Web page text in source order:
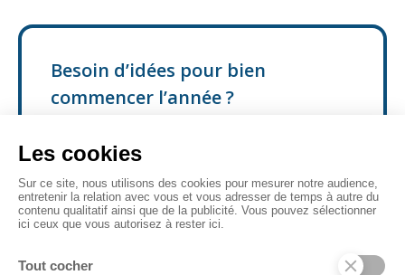
Besoin d’idées pour bien
commencer l’année ?
commencer l’année et organiser des
événements sur-mesure qui feront le
bonheur de vos collaborateurs